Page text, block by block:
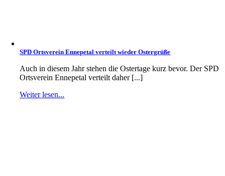
SPD Ortsverein Ennepetal verteilt wieder Ostergrüße
Auch in diesem Jahr stehen die Ostertage kurz bevor. Der SPD
Ortsverein Ennepetal verteilt daher [...]
Weiter lesen...